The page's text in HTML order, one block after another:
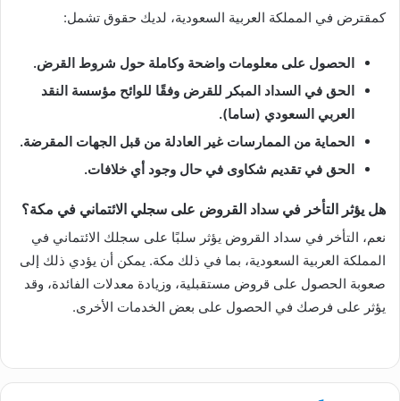
كمقترض في المملكة العربية السعودية، لديك حقوق تشمل:
الحصول على معلومات واضحة وكاملة حول شروط القرض.
الحق في السداد المبكر للقرض وفقًا للوائح مؤسسة النقد
العربي السعودي (ساما).
الحماية من الممارسات غير العادلة من قبل الجهات المقرضة.
الحق في تقديم شكاوى في حال وجود أي خلافات.
هل يؤثر التأخر في سداد القروض على سجلي الائتماني في مكة؟
نعم، التأخر في سداد القروض يؤثر سلبًا على سجلك الائتماني في
المملكة العربية السعودية، بما في ذلك مكة. يمكن أن يؤدي ذلك إلى
صعوبة الحصول على قروض مستقبلية، وزيادة معدلات الفائدة، وقد
يؤثر على فرصك في الحصول على بعض الخدمات الأخرى.